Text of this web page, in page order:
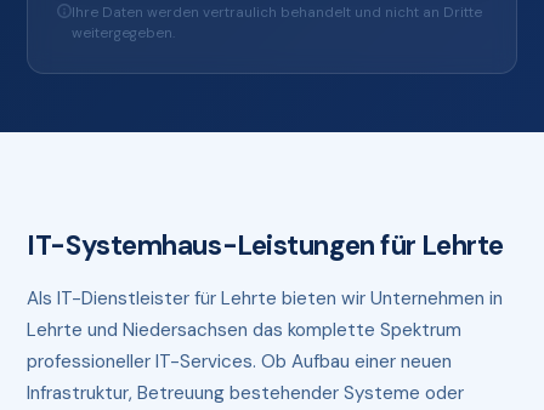
Ihre Daten werden vertraulich behandelt und nicht an Dritte
weitergegeben.
IT-Systemhaus-Leistungen für Lehrte
Als IT-Dienstleister für Lehrte bieten wir Unternehmen in
Lehrte und Niedersachsen das komplette Spektrum
professioneller IT-Services. Ob Aufbau einer neuen
Infrastruktur, Betreuung bestehender Systeme oder